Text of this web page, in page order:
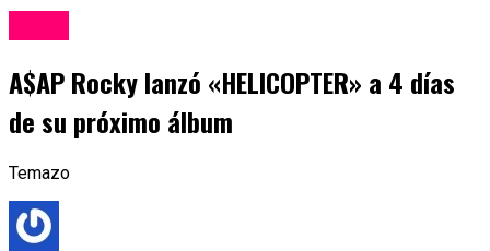
A$AP Rocky lanzó «HELICOPTER» a 4 días
de su próximo álbum
Temazo